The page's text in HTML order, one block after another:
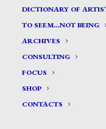
DICTIONARY OF
TO SEEM…NOT BEING
ARCHIVES
CONSULTING
FOCUS
SHOP
CONTACTS